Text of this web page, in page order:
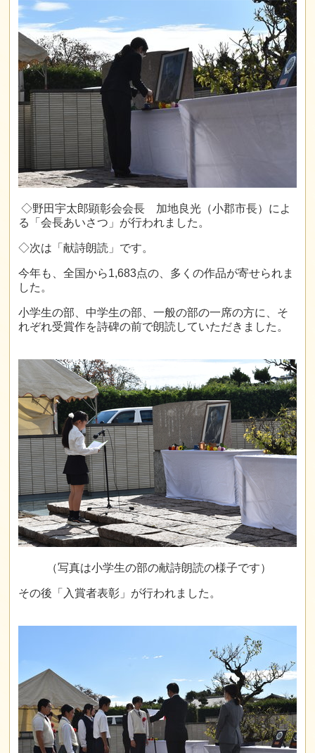
◇野田宇太郎顕彰会会長 加地良光（小郡市長）によ
る「会長あいさつ」が行われました。
◇次は「献詩朗読」です。
今年も、全国から1,683点の、多くの作品が寄せられま
した。
小学生の部、中学生の部、一般の部の一席の方に、そ
れぞれ受賞作を詩碑の前で朗読していただきました。
（写真は小学生の部の献詩朗読の様子です）
その後「入賞者表彰」が行われました。